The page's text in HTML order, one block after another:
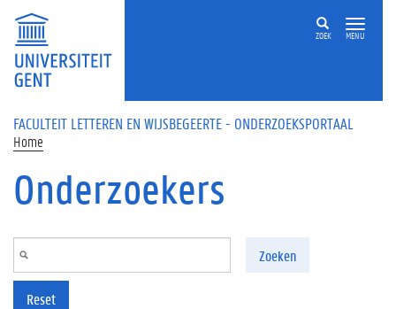
Overslaan en naar de inhoud gaan
ZOEK MENU
FACULTEIT LETTEREN EN WIJSBEGEERTE - ONDERZOEKSPORTAAL
Home
Onderzoekers
Zoeken
Reset